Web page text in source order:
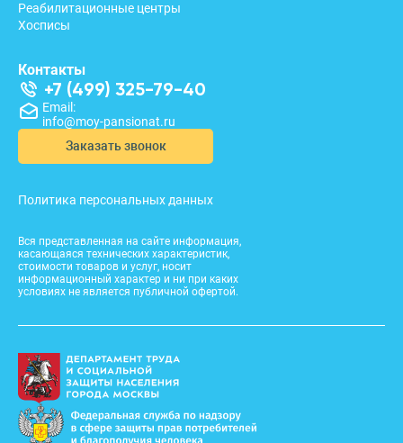
Вся представленная на сайте информация,
касающаяся технических характеристик,
стоимости товаров и услуг, носит
информационный характер и ни при каких
условиях не является публичной офертой.
Реабилитационные центры
Хосписы
Контакты
+7 (499) 325-79-40
Email:
info@moy-pansionat.ru
Заказать звонок
Политика персональных данных